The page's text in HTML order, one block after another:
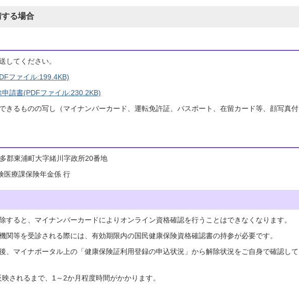
る場合
してください。
ファイル:199.4KB)
申請書(PDFファイル:230.2KB)
きるものの写し（マイナンバーカード、運転免許証、パスポート、在留カード等、顔写真付
郡東浦町大字緒川字政所20番地
医療課保険年金係 行
すると、マイナンバーカードによりオンライン資格確認を行うことはできなくなります。
関等を受診される際には、有効期限内の国民健康保険資格確認書の持参が必要です。
、マイナポータル上の「健康保険証利用登録の申込状況」から解除状況をご自身で確認して
映されるまで、1～2か月程度時間がかかります。